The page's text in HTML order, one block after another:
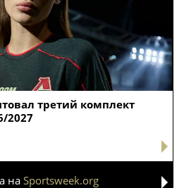
третий комплект
2027
наSportsweek.org